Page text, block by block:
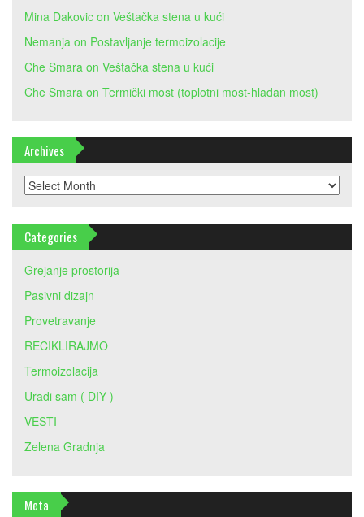
Mina Dakovic on Veštačka stena u kući
Nemanja on Postavljanje termoizolacije
Che Smara on Veštačka stena u kući
Che Smara on Termički most (toplotni most-hladan most)
Archives
Archives
Categories
Grejanje prostorija
Pasivni dizajn
Provetravanje
RECIKLIRAJMO
Termoizolacija
Uradi sam ( DIY )
VESTI
Zelena Gradnja
Meta